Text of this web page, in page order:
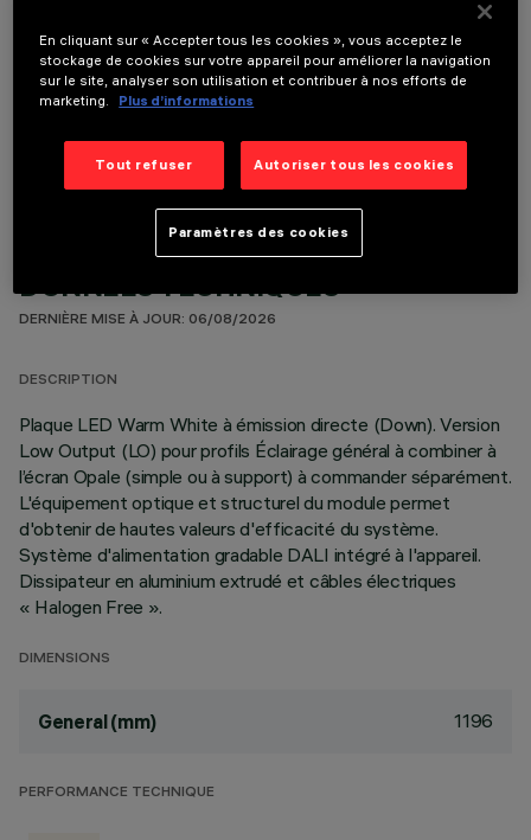
COMPOSANTS OPTIONNELS
DONNÉES TECHNIQUES
DERNIÈRE MISE À JOUR: 06/08/2026
DESCRIPTION
Plaque LED Warm White à émission directe (Down). Version
Low Output (LO) pour profils Éclairage général à combiner à
l’écran Opale (simple ou à support) à commander séparément.
L'équipement optique et structurel du module permet
d'obtenir de hautes valeurs d'efficacité du système.
Système d'alimentation gradable DALI intégré à l'appareil.
Dissipateur en aluminium extrudé et câbles électriques
« Halogen Free ».
DIMENSIONS
General (mm) 1196
PERFORMANCE TECHNIQUE
En cliquant sur « Accepter tous les cookies », vous acceptez le
stockage de cookies sur votre appareil pour améliorer la navigation
sur le site, analyser son utilisation et contribuer à nos efforts de
marketing.
Plus d’informations
Tout refuser Autoriser tous les cookies
Paramètres des cookies